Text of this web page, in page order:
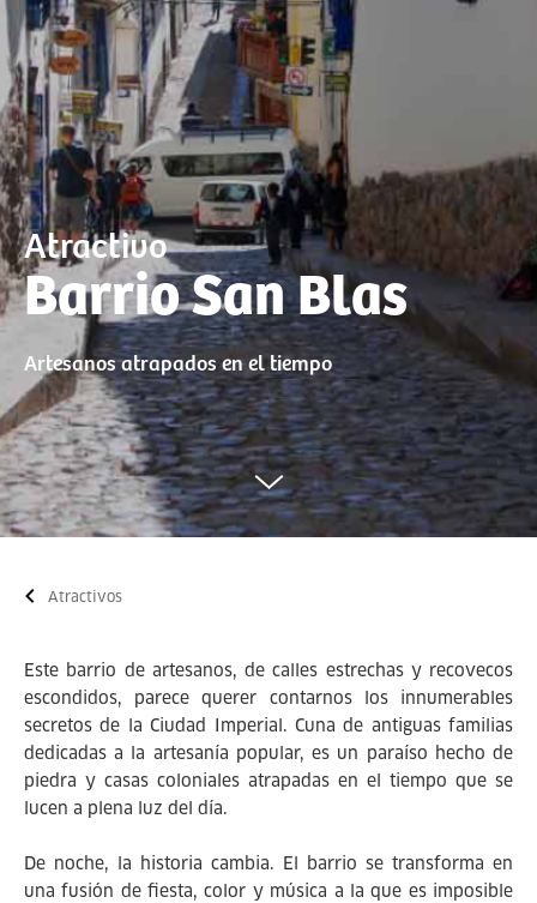
Atractivo
Barrio San Blas
Artesanos atrapados en el tiempo
Atractivos
Este barrio de artesanos, de calles estrechas y recovecos
escondidos, parece querer contarnos los innumerables
secretos de la Ciudad Imperial. Cuna de antiguas familias
dedicadas a la artesanía popular, es un paraíso hecho de
piedra y casas coloniales atrapadas en el tiempo que se
lucen a plena luz del día.
De noche, la historia cambia. El barrio se transforma en
una fusión de fiesta, color y música a la que es imposible